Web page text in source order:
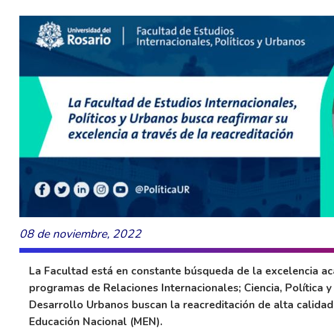
08 de noviembre, 2022
La Facultad está en constante búsqueda de la excelencia
programas de Relaciones Internacionales; Ciencia, Política
Desarrollo Urbanos buscan la reacreditación de alta
Educación Nacional (MEN).